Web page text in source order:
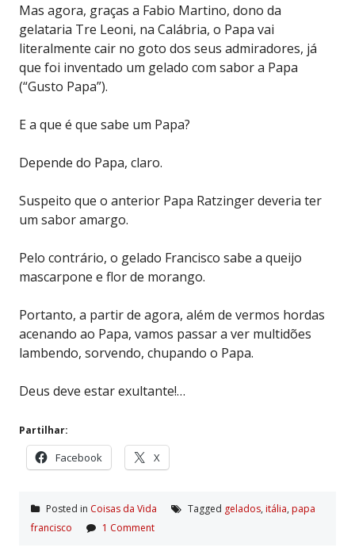
Mas agora, graças a Fabio Martino, dono da
gelataria Tre Leoni, na Calábria, o Papa vai
literalmente cair no goto dos seus admiradores, já
que foi inventado um gelado com sabor a Papa
(“Gusto Papa”).
E a que é que sabe um Papa?
Depende do Papa, claro.
Suspeito que o anterior Papa Ratzinger deveria ter
um sabor amargo.
Pelo contrário, o gelado Francisco sabe a queijo
mascarpone e flor de morango.
Portanto, a partir de agora, além de vermos hordas
acenando ao Papa, vamos passar a ver multidões
lambendo, sorvendo, chupando o Papa.
Deus deve estar exultante!…
Partilhar:
Facebook X
Posted in Coisas da Vida Tagged gelados, itália, papa
francisco
1 Comment